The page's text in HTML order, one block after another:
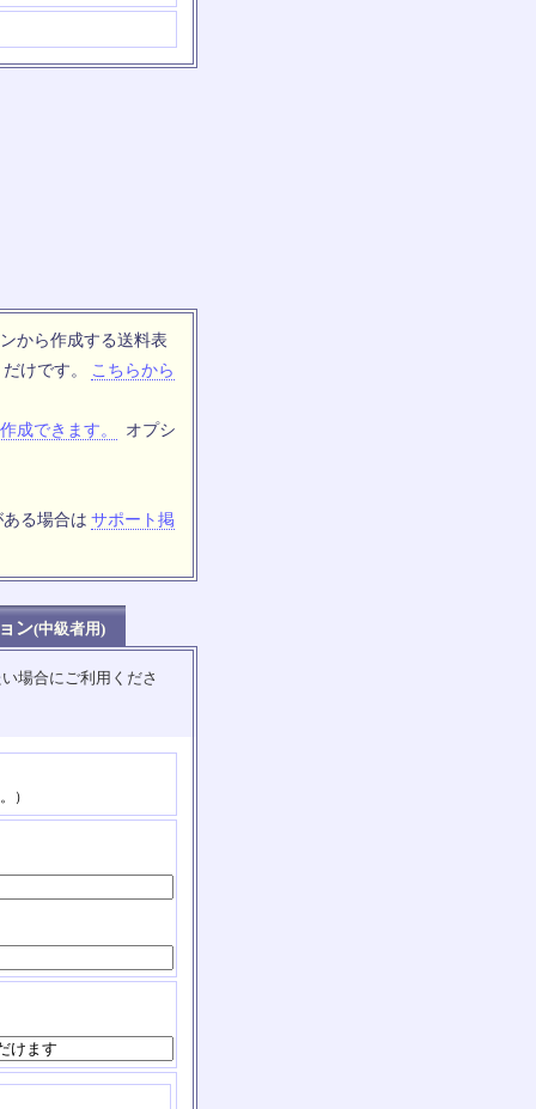
から作成する送料表
けです。
こちらから
成できます。 オプシ
る場合は サポート掲
ン(中級者用)
場合にご利用くださ
）